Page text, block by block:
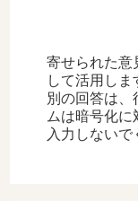
寄せられた意
して活用し
別の回答は、
ムは暗号化
入力しないで